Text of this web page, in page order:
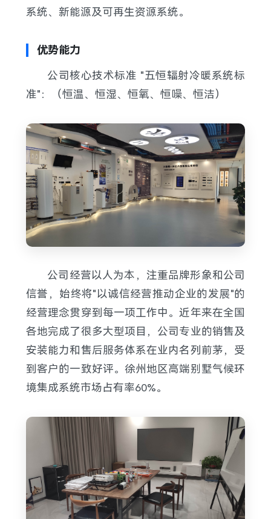
系统、新能源及可再生资源系统。
优势能力
公司核心技术标准 "五恒辐射冷暖系统标
准"：（恒温、恒湿、恒氧、恒噪、恒洁）
公司经营以人为本，注重品牌形象和公司
信誉，始终将"以诚信经营推动企业的发展"的
经营理念贯穿到每一项工作中。近年来在全国
各地完成了很多大型项目，公司专业的销售及
安装能力和售后服务体系在业内名列前茅，受
到客户的一致好评。徐州地区高端别墅气候环
境集成系统市场占有率60%。